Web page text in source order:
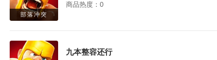
部落冲突
商品热度：0
九本整容还行